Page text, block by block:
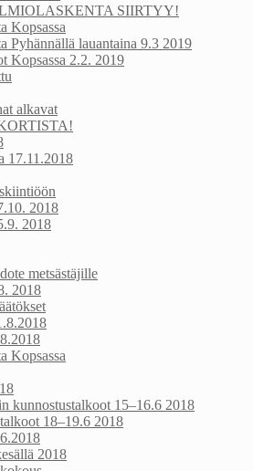
SIIRTYY!
Kopsassa
Pyhännällä lauantaina 9.3 2019
Kopsassa 2.2. 2019
alkavat
17.11.2018
2018
2018
metsästäjille
2018
Kopsassa
kunnostustalkoot 15–16.6 2018
18–19.6 2018
2018